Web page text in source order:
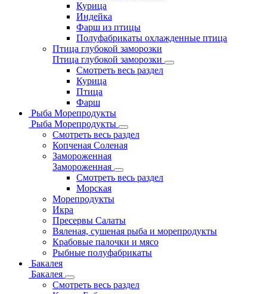
Курица
Индейка
Фарш из птицы
Полуфабрикаты охлажденные птица
Птица глубокой заморозки
Птица глубокой заморозки
Смотреть весь раздел
Курица
Птица
Фарш
Рыба Морепродукты
Рыба Морепродукты
Смотреть весь раздел
Копченая Соленая
Замороженная
Замороженная
Смотреть весь раздел
Морская
Морепродукты
Икра
Пресервы Салаты
Вяленая, сушеная рыба и морепродукты
Крабовые палочки и мясо
Рыбные полуфабрикаты
Бакалея
Бакалея
Смотреть весь раздел